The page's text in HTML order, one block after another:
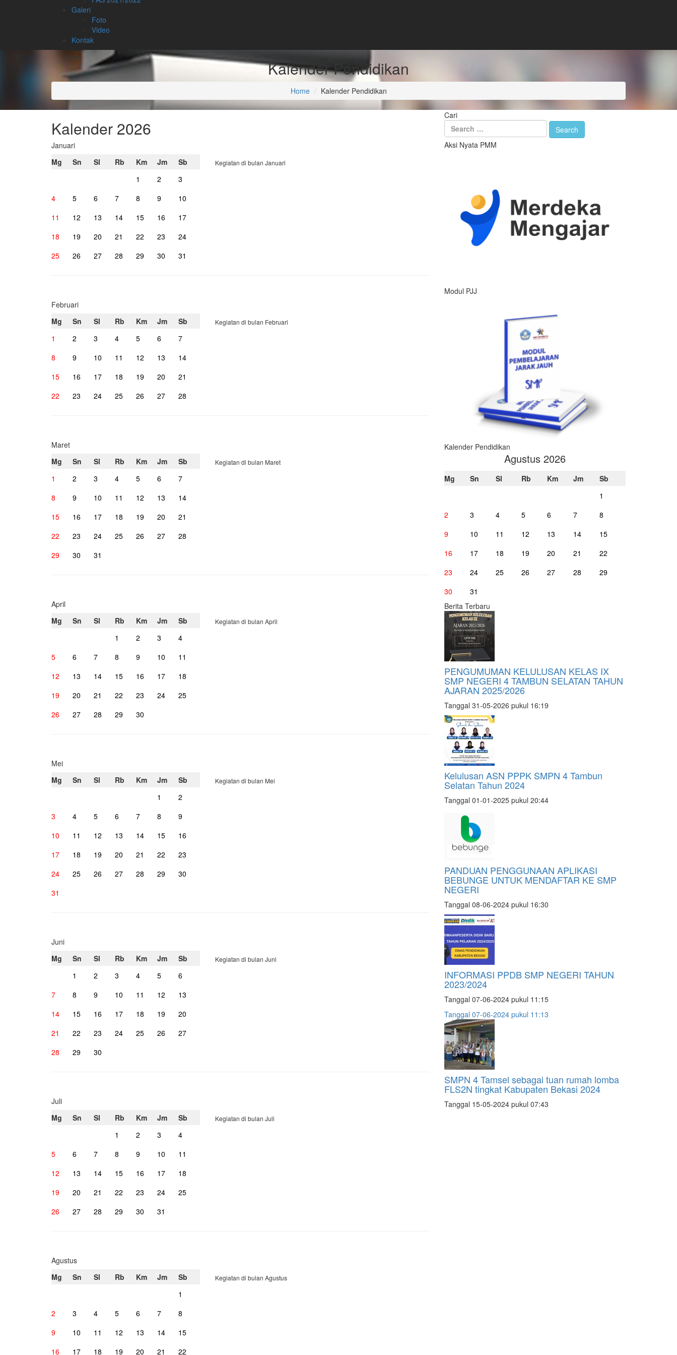
Galeri
Foto
Video
Kontak
Kalender Pendidikan
Home Kalender Pendidikan
Kalender 2026
Januari
Mg
Sn Sl Rb Km Jm
Sb
1
2
3
4
5 6 7 8 9
10
11
12 13 14 15 16
17
18
19 20 21 22 23
24
25
26 27 28 29 30 31
Kegiatan di bulan Januari
Februari
Mg
Sn Sl Rb Km Jm
Sb
1
2 3 4 5 6
7
8
9 10 11 12 13
14
15
16 17 18 19 20
21
22
23 24 25 26 27 28
Kegiatan di bulan Februari
Maret
Mg
Sn Sl Rb Km Jm
Sb
1
2 3 4 5 6
7
8
9 10 11 12 13
14
15
16 17 18 19 20
21
22
23 24 25 26 27
28
29
30 31
Kegiatan di bulan Maret
April
Mg
Sn Sl Rb Km Jm
Sb
1
2 3
4
5
6 7 8 9 10
11
12
13 14 15 16 17
18
19
20 21 22 23 24
25
26
27 28 29 30
Kegiatan di bulan April
Mei
Mg
Sn Sl Rb Km Jm
Sb
1
2
3
4 5 6 7 8
9
10
11 12 13 14 15
16
17
18 19 20 21 22
23
24
25 26 27 28 29
30
31
Kegiatan di bulan Mei
Juni
Mg
Sn Sl Rb Km Jm
Sb
1
2 3 4 5
6
7
8 9 10 11 12
13
14
15 16 17 18 19
20
21
22 23 24 25 26
27
28
29 30
Kegiatan di bulan Juni
Juli
Mg
Sn Sl Rb Km Jm
Sb
1
2 3
4
5
6 7 8 9 10
11
12
13 14 15 16 17
18
19
20 21 22 23 24
25
26
27 28 29 30 31
Kegiatan di bulan Juli
Agustus
Mg
Sn Sl Rb Km Jm
Sb
1
2
3 4 5 6 7
8
9
10 11 12 13 14
15
16
17 18 19 20 21 22
Kegiatan di bulan Agustus
Cari
Aksi Nyata PMM
Modul PJJ
Kalender Pendidikan
Agustus 2026
Mg Sn Sl Rb Km Jm
Sb
1
2
3 4 5 6 7
8
9
10 11 12 13 14
15
16
17 18 19 20 21
22
23
24 25 26 27 28
29
30
31
Berita Terbaru
PENGUMUMAN KELULUSAN KELAS IX
SMP NEGERI 4 TAMBUN SELATAN TAHUN
AJARAN 2025/2026
Tanggal 31-05-2026 pukul 16:19
Kelulusan ASN PPPK SMPN 4 Tambun
Selatan Tahun 2024
Tanggal 01-01-2025 pukul 20:44
PANDUAN PENGGUNAAN APLIKASI
BEBUNGE UNTUK MENDAFTAR KE SMP
NEGERI
Tanggal 08-06-2024 pukul 16:30
INFORMASI PPDB SMP NEGERI TAHUN
2023/2024
Tanggal 07-06-2024 pukul 11:15
Tanggal 07-06-2024 pukul 11:13
SMPN 4 Tamsel sebagai tuan rumah lomba
FLS2N tingkat Kabupaten Bekasi 2024
Tanggal 15-05-2024 pukul 07:43